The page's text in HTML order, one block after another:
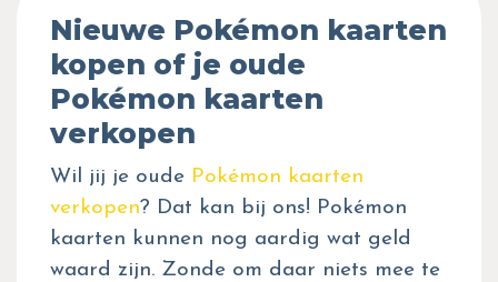
Nieuwe Pokémon kaarten
kopen of je oude
Pokémon kaarten
verkopen
Wil jij je oude Pokémon kaarten
verkopen? Dat kan bij ons! Pokémon
kaarten kunnen nog aardig wat geld
waard zijn. Zonde om daar niets mee te